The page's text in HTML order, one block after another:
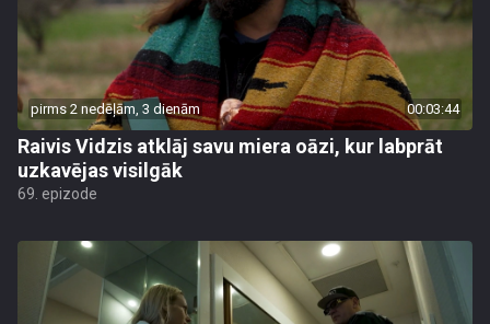
pirms 2 nedēļām, 3 dienām 00:03:44
Raivis Vidzis atklāj savu miera oāzi, kur labprāt
uzkavējas visilgāk
69. epizode